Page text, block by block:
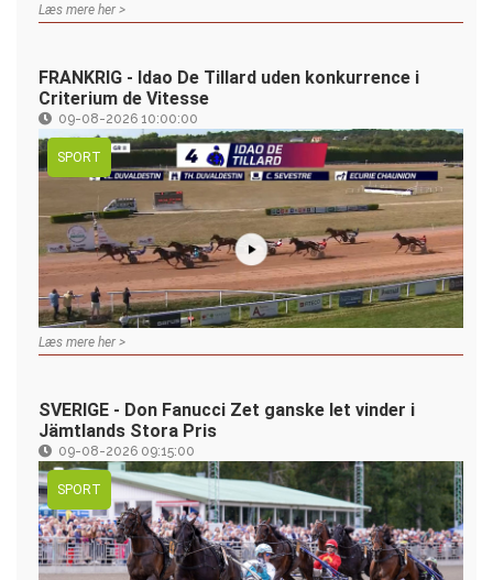
Læs mere her >
FRANKRIG - Idao De Tillard uden konkurrence i
Criterium de Vitesse
09-08-2026 10:00:00
SPORT
Læs mere her >
SVERIGE - Don Fanucci Zet ganske let vinder i
Jämtlands Stora Pris
09-08-2026 09:15:00
SPORT